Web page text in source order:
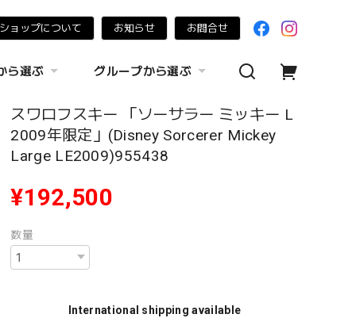
ョップについて お知らせ お問合せ
ら選ぶ グループから選ぶ
スワロフスキー 「ソーサラー ミッキー L
2009年限定」(Disney Sorcerer Mickey
Large LE2009)955438
¥192,500
数量
International shipping available